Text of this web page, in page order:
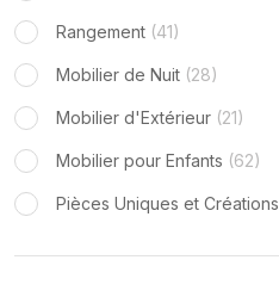
Rangement (41)
Mobilier de Nuit (28)
Mobilier d'Extérieur (21)
Mobilier pour Enfants (62)
Pièces Uniques et Créations